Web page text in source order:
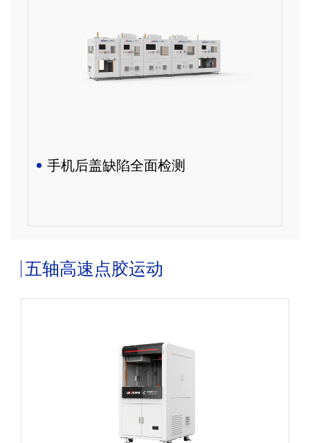
手机后盖缺陷全面检测
五轴高速点胶运动